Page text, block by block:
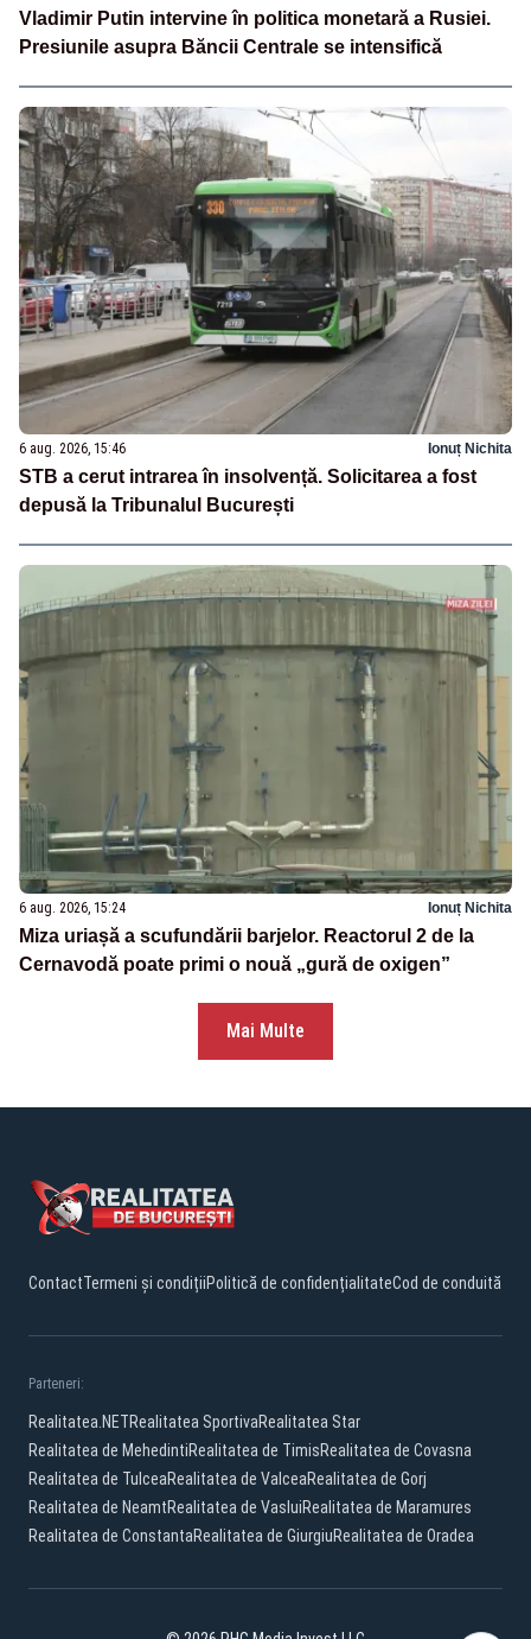
Vladimir Putin intervine în politica monetară a Rusiei.
Presiunile asupra Băncii Centrale se intensifică
6 aug. 2026, 15:46 Ionuț Nichita
STB a cerut intrarea în insolvență. Solicitarea a fost
depusă la Tribunalul București
6 aug. 2026, 15:24 Ionuț Nichita
Miza uriașă a scufundării barjelor. Reactorul 2 de la
Cernavodă poate primi o nouă „gură de oxigen”
Mai Multe
ContactTermeni și condițiiPolitică de confidențialitateCod de conduită
Parteneri:
Realitatea.NETRealitatea SportivaRealitatea Star
Realitatea de MehedintiRealitatea de TimisRealitatea de Covasna
Realitatea de TulceaRealitatea de ValceaRealitatea de Gorj
Realitatea de NeamtRealitatea de VasluiRealitatea de Maramures
Realitatea de ConstantaRealitatea de GiurgiuRealitatea de Oradea